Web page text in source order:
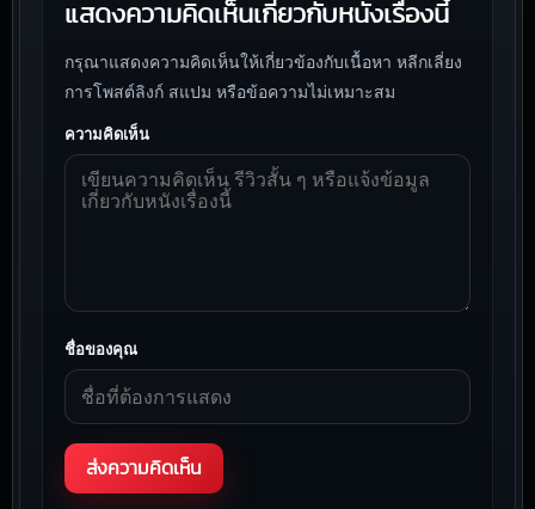
แสดงความคิดเห็นเกี่ยวกับหนังเรื่องนี้
กรุณาแสดงความคิดเห็นให้เกี่ยวข้องกับเนื้อหา หลีกเลี่ยง
การโพสต์ลิงก์ สแปม หรือข้อความไม่เหมาะสม
ความคิดเห็น
ชื่อของคุณ